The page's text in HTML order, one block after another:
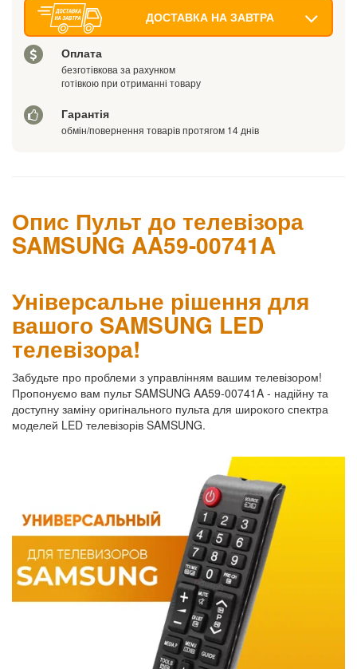
ДОСТАВКА НА ЗАВТРА
Оплата
безготівкова за рахунком
готівкою при отриманні товару
Гарантія
обмін/повернення товарів протягом 14 днів
Опис Пульт до телевізора
SAMSUNG AA59-00741A
Універсальне рішення для
вашого SAMSUNG LED
телевізора!
Забудьте про проблеми з управлінням вашим телевізором!
Пропонуємо вам пульт SAMSUNG AA59-00741A - надійну та
доступну заміну оригінального пульта для широкого спектра
моделей LED телевізорів SAMSUNG.